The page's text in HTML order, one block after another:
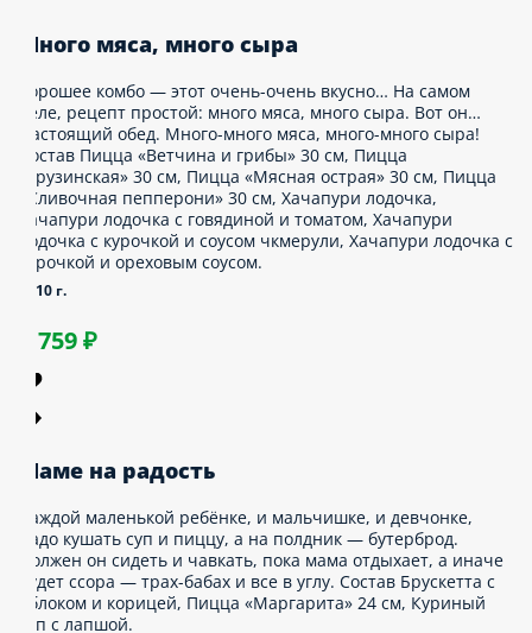
Пицца «Сливочная пепперони» 24 см,
«Грузинскaя» 24 см, Хачапури лодочка,
лодочка с курочкой и соусом чкмерули.
г.
899 ₽
деле, рецепт простой: много мяса, много
много-много сыра! Состав Пицца «Ветчина
«Мясная острая» 30 см, Пицца
пепперони» 30 см, Хачапури
Хачапури лодочка с говядиной и
Хачапури лодочка с курочкой и соусом
Хачапури лодочка с курочкой и
соусом.
г.